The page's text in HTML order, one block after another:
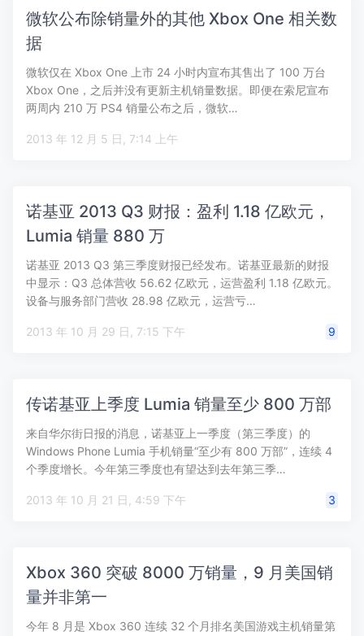
微软公布除销量外的其他 Xbox One 相关数
据
微软仅在 Xbox One 上市 24 小时内宣布其售出了 100 万台
Xbox One，之后并没有更新主机销量数据。即便在索尼宣布
两周内 210 万 PS4 销量公布之后，微软…
2013 年 12 月 5 日, 7:14 上午
诺基亚 2013 Q3 财报：盈利 1.18 亿欧元，
Lumia 销量 880 万
诺基亚 2013 Q3 第三季度财报已经发布。诺基亚最新的财报
中显示：Q3 总体营收 56.62 亿欧元，运营盈利 1.18 亿欧元。
设备与服务部门营收 28.98 亿欧元，运营亏…
2013 年 10 月 29 日, 7:15 下午 9
传诺基亚上季度 Lumia 销量至少 800 万部
来自华尔街日报的消息，诺基亚上一季度（第三季度）的
Windows Phone Lumia 手机销量“至少有 800 万部”，连续 4
个季度增长。今年第三季度也有望达到去年第三季…
2013 年 10 月 21 日, 4:59 下午 3
Xbox 360 突破 8000 万销量，9 月美国销
量并非第一
今年 8 月是 Xbox 360 连续 32 个月排名美国游戏主机销量第